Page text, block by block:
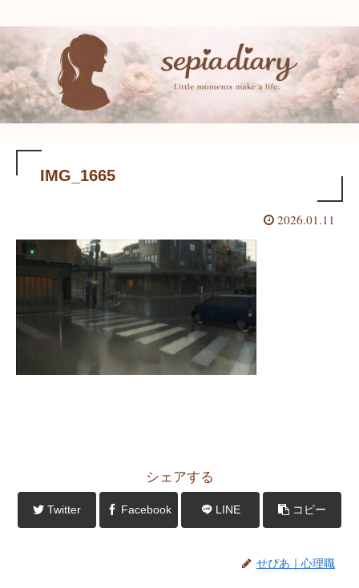
IMG_1665
2026.01.11
シェアする
Twitter Facebook LINE コピー
せぴあ｜心理職